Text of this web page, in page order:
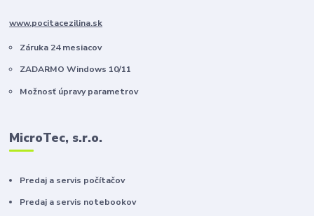
www.pocitacezilina.sk
Záruka 24 mesiacov
ZADARMO Windows 10/11
Možnosť úpravy parametrov
MicroTec, s.r.o.
Predaj a servis počítačov
Predaj a servis notebookov